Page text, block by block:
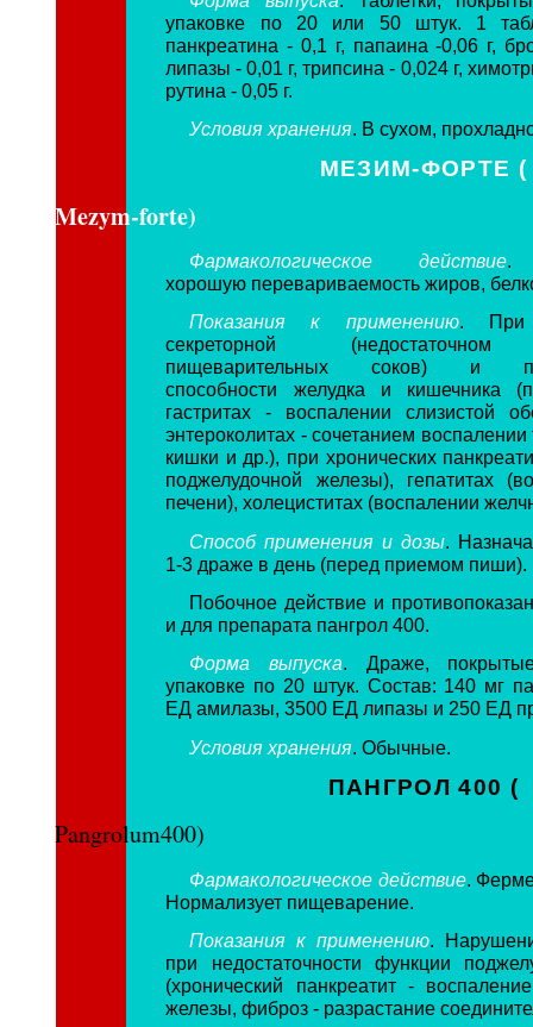
упаковке по 20 или 50 штук. 1
панкреатина - 0,1 г, папаина -0,06 г,
липазы - 0,01 г, трипсина - 0,024 г,
рутина - 0,05 г.
Условия хранения. В сухом,
МЕЗИМ-ФОРТЕ (
Mezym-forte)
Фармакологическое действие.
хорошую перевариваемость жиров,
Показания к применению. При
секреторной (недостаточном
пищеварительных соков) и
способности желудка и кишечника
гастритах - воспалении слизистой
энтероколитах - сочетанием воспалении
кишки и др.), при хронических
поджелудочной железы), гепатитах
печени), холециститах (воспалении
Способ применения и дозы .
1-3 драже в день (перед приемом пиши).
Побочное действие и
и для препарата пангрол 400.
Форма выпуска. Драже,
упаковке по 20 штук. Состав: 140 мг
ЕД амилазы, 3500 ЕД липазы и 250 ЕД
Условия хранения . Обычные.
ПАНГРОЛ 400 (
Pangrolum400)
Фармакологическое действие.
Нормализует пищеварение.
Показания к применению.
при недостаточности функции
(хронический панкреатит -
железы, фиброз - разрастание